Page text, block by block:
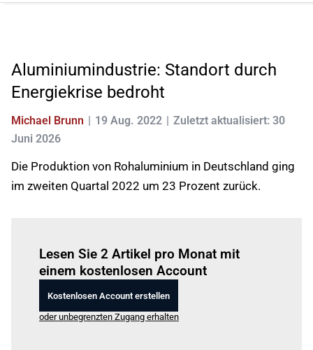
Aluminiumindustrie: Standort durch
Energiekrise bedroht
Michael Brunn 19 Aug. 2022
Zuletzt aktualisiert: 30
Juni 2026
Die Produktion von Rohaluminium in Deutschland ging
im zweiten Quartal 2022 um 23 Prozent zurück.
Lesen Sie 2 Artikel pro Monat mit
einem kostenlosen Account
Kostenlosen Account erstellen
oder unbegrenzten Zugang erhalten